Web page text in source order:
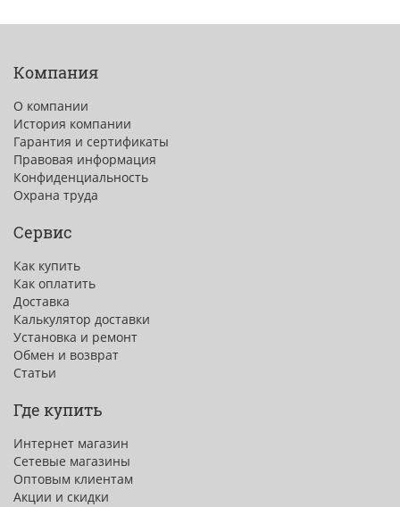
Компания
О компании
История компании
Гарантия и сертификаты
Правовая информация
Конфиденциальность
Охрана труда
Сервис
Как купить
Как оплатить
Доставка
Калькулятор доставки
Установка и ремонт
Обмен и возврат
Статьи
Где купить
Интернет магазин
Сетевые магазины
Оптовым клиентам
Акции и скидки